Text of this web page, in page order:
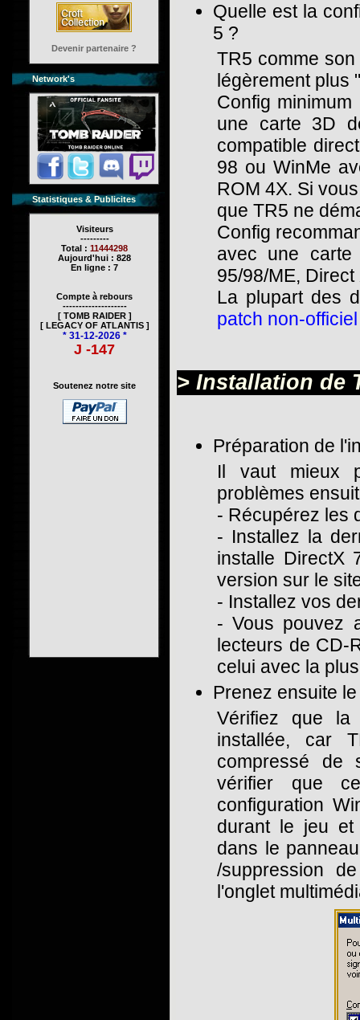
Devenir partenaire ?
Network's
Statistiques & Publicites
Visiteurs
---------
Total : 11444298
Aujourd'hui : 828
En ligne : 7
Compte à rebours
--------------------
[ TOMB RAIDER ]
[ LEGACY OF ATLANTIS ]
* 31-12-2026 *
J -147
Soutenez notre site
Quelle est la
5 ?
TR5 comme
légèrement plus
Config
une carte 3D
compatible
98 ou WinMe
ROM 4X. Si
que TR5 ne
Config
avec une
95/98/ME,
La plupart des
patch non-
> Installation de
Préparation de
Il vaut mieux
problèmes
- Récupérez les
- Installez la
installe DirectX
version sur le
- Installez vos
- Vous pouvez
lecteurs de CD-
celui avec la
Prenez ensuite
Vérifiez que la
installée, car
compressé de
vérifier que
configuration
durant le jeu et
dans le
/suppression
l'onglet